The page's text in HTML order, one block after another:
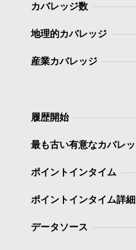
カバレッジ数
地理的カバレッジ
産業カバレッジ
履歴開始
最も古い有意なカバレ
ポイントインタイム
ポイントインタイム詳細
データソース